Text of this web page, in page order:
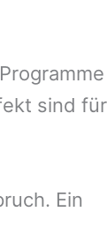
sind für
Ein